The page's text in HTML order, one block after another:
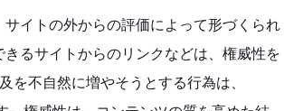
イトの外からの評価によって形づくられ
るサイトからのリンクなどは、権威性を
を不自然に増やそうとする行為は、